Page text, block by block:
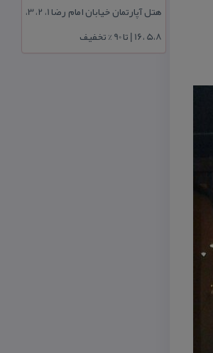
هتل آپارتمان خیابان امام رضا 1، 2، 3،
5،8 ،16 | تا 90 % تخفیف